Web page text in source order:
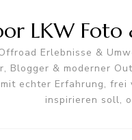
LKW
Erlebnisse &
Blogger & moderner
echter Erfahrung,
inspirieren soll,